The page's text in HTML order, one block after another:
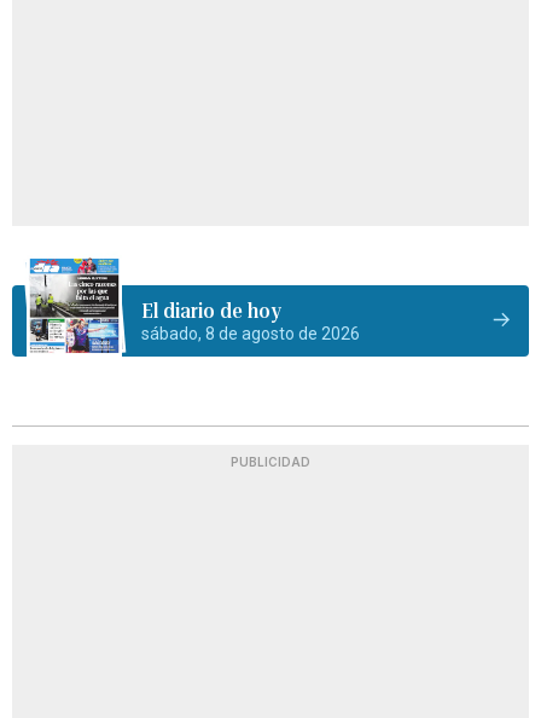
El diario de hoy
sábado, 8 de agosto de 2026
PUBLICIDAD